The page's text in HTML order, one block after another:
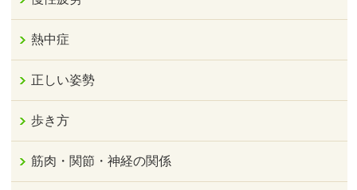
熱中症
正しい姿勢
歩き方
筋肉・関節・神経の関係